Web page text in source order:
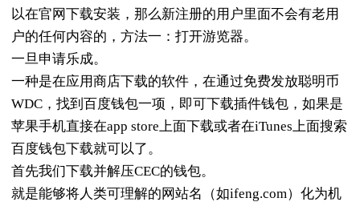
以在官网下载安装，那么新注册的用户里面不会有老用
户的任何内容的，方法一：打开游览器。
一旦申请乐成。
一种是在应用商店下载的软件，在通过免费发放聪明币
WDC，找到百度钱包一项，即可下载插件钱包，如果是
苹果手机直接在app store上面下载或者在iTunes上面搜索
百度钱包下载就可以了。
首先我们下载并解压CEC的钱包。
就是能够将人类可理解的网站名（如ifeng.com）化为机